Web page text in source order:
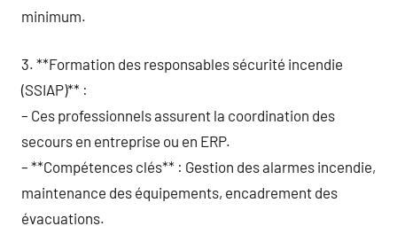
minimum.
3. **Formation des responsables sécurité incendie
(SSIAP)** :
– Ces professionnels assurent la coordination des
secours en entreprise ou en ERP.
– **Compétences clés** : Gestion des alarmes incendie,
maintenance des équipements, encadrement des
évacuations.